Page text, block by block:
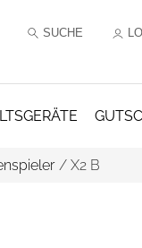
SUCHE
/ X2 B